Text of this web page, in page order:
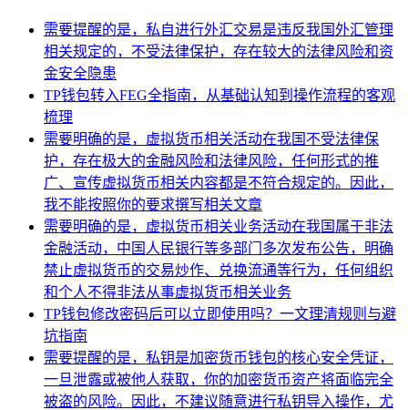
需要提醒的是，私自进行外汇交易是违反我国外汇管理
相关规定的，不受法律保护，存在较大的法律风险和资
金安全隐患
TP钱包转入FEG全指南，从基础认知到操作流程的客观
梳理
需要明确的是，虚拟货币相关活动在我国不受法律保
护，存在极大的金融风险和法律风险，任何形式的推
广、宣传虚拟货币相关内容都是不符合规定的。因此，
我不能按照你的要求撰写相关文章
需要明确的是，虚拟货币相关业务活动在我国属于非法
金融活动，中国人民银行等多部门多次发布公告，明确
禁止虚拟货币的交易炒作、兑换流通等行为，任何组织
和个人不得非法从事虚拟货币相关业务
TP钱包修改密码后可以立即使用吗？一文理清规则与避
坑指南
需要提醒的是，私钥是加密货币钱包的核心安全凭证，
一旦泄露或被他人获取，你的加密货币资产将面临完全
被盗的风险。因此，不建议随意进行私钥导入操作，尤